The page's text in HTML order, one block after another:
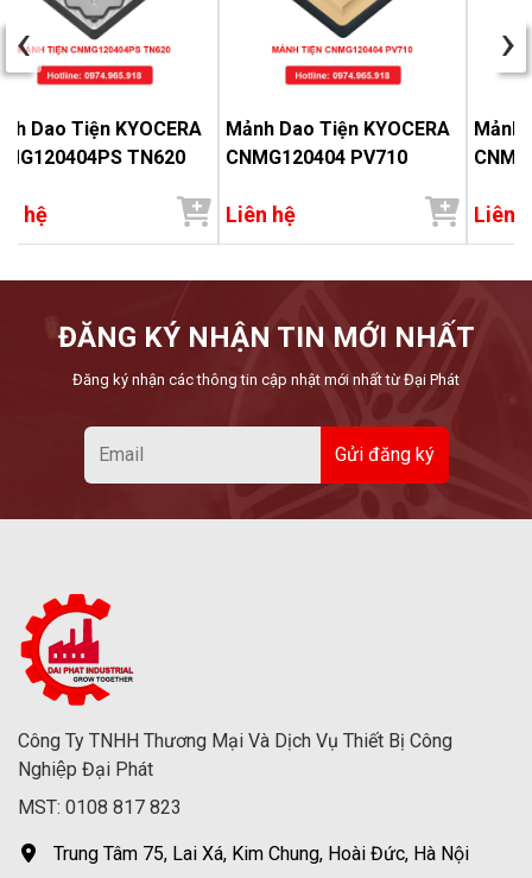
Dao Tiện KYOCERA
TN620
hệ
Mảnh Dao Tiện KYOCERA
CNMG120404 PV710
Liên hệ
Mảnh
Liên
‹ ›
ĐĂNG KÝ NHẬN TIN MỚI NHẤT
Đăng ký nhận các thông tin cập nhật mới nhất từ Đại Phát
Công Ty TNHH Thương Mại Và Dịch Vụ Thiết Bị Công
Nghiệp Đại Phát
MST: 0108 817 823
Trung Tâm 75, Lai Xá, Kim Chung, Hoài Đức, Hà Nội